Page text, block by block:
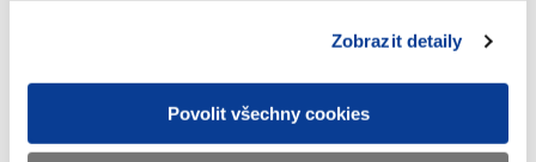
Zobrazit detaily
Povolit všechny cookies
jednotlivým obcím a hlavnímu městu
Praze